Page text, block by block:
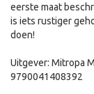
eerste maat
is iets rustiger
doen!
Uitgever: Mitropa
9790041408392